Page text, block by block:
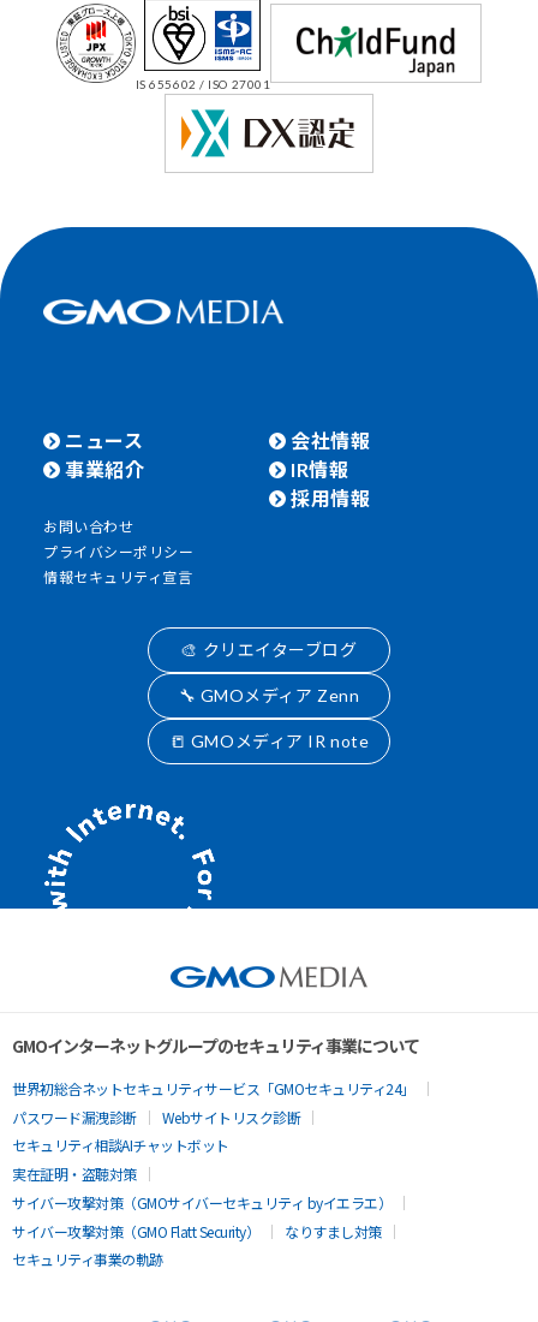
IS 655602 / ISO 27001
ニュース
事業紹介
会社情報
IR情報
採用情報
お問い合わせ
プライバシーポリシー
情報セキュリティ宣言
🎨 クリエイターブログ
🔧 GMOメディア Zenn
📒 GMOメディア IR note
GMOインターネットグループのセキュリティ事業について
世界初総合ネットセキュリティサービス「GMOセキュリティ24」
パスワード漏洩診断
Webサイトリスク診断
セキュリティ相談AIチャットボット
実在証明・盗聴対策
サイバー攻撃対策（GMOサイバーセキュリティ byイエラエ）
サイバー攻撃対策（GMO Flatt Security）
なりすまし対策
セキュリティ事業の軌跡